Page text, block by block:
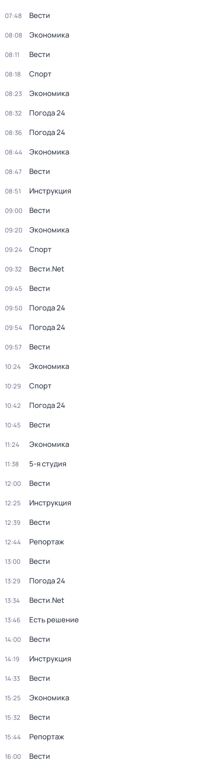
07:48 Вести
08:08 Экономика
08:11 Вести
08:18 Спорт
08:23 Экономика
08:32 Погода 24
08:36 Погода 24
08:44 Экономика
08:47 Вести
08:51 Инструкция
09:00 Вести
09:20 Экономика
09:24 Спорт
09:32 Вести.Net
09:45 Вести
09:50 Погода 24
09:54 Погода 24
09:57 Вести
10:24 Экономика
10:29 Спорт
10:42 Погода 24
10:45 Вести
11:24 Экономика
11:38 5-я студия
12:00 Вести
12:25 Инструкция
12:39 Вести
12:44 Репортаж
13:00 Вести
13:29 Погода 24
13:34 Вести.Net
13:46 Есть решение
14:00 Вести
14:19 Инструкция
14:33 Вести
15:25 Экономика
15:32 Вести
15:44 Репортаж
16:00 Вести